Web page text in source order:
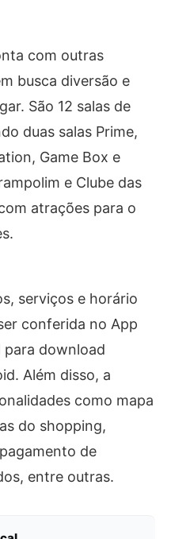
com outras
busca diversão e
São 12 salas de
duas salas Prime,
Game Box e
e Clube das
atrações para o
serviços e horário
conferida no App
para download
Além disso, a
como mapa
do shopping,
de
entre outras.